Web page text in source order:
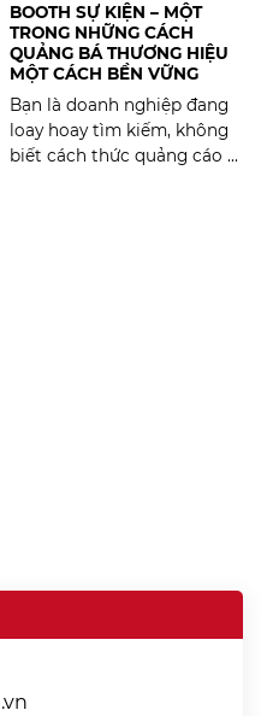
BOOTH SỰ KIỆN – MỘT
TRONG NHỮNG CÁCH
QUẢNG BÁ THƯƠNG HIỆU
MỘT CÁCH BỀN VỮNG
Bạn là doanh nghiệp đang
loay hoay tìm kiếm, không
biết cách thức quảng cáo ...